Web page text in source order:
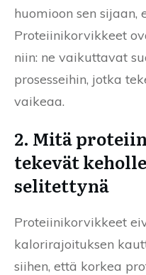
huomioon sen sijaan,
Proteiinikorvikkeet
niin: ne vaikuttavat
prosesseihin, jotka
vaikeaa.
2. Mitä
tekevät
selitettynä
Proteiinikorvikkeet
kalorirajoituksen
siihen, että korkea